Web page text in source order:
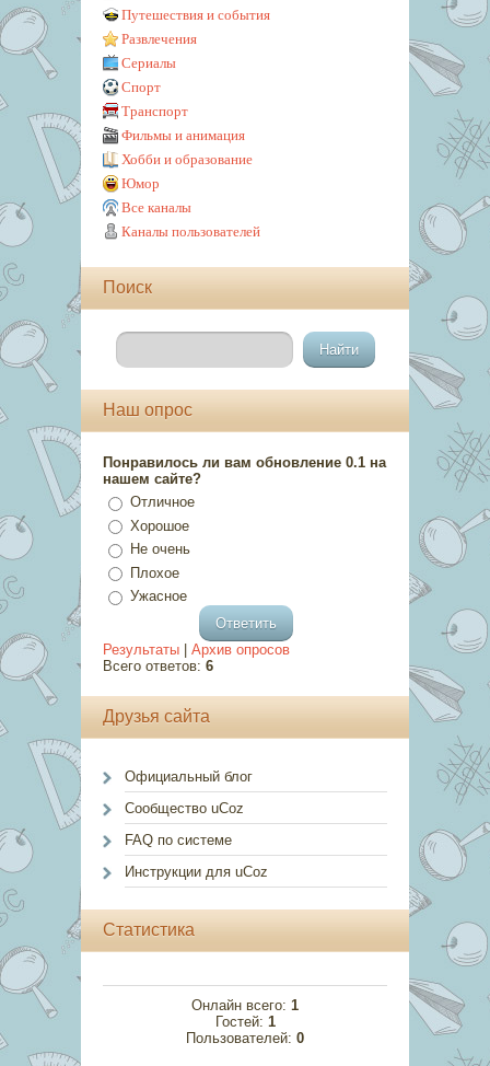
Путешествия и события
Развлечения
Сериалы
Спорт
Транспорт
Фильмы и анимация
Хобби и образование
Юмор
Все каналы
Каналы пользователей
Поиск
Наш опрос
Понравилось ли вам обновление 0.1 на
нашем сайте?
Отличное
Хорошое
Не очень
Плохое
Ужасное
Результаты
Архив опросов
Всего ответов: 6
Друзья сайта
Официальный блог
Сообщество uCoz
FAQ по системе
Инструкции для uCoz
Статистика
Онлайн всего: 1
Гостей: 1
Пользователей: 0